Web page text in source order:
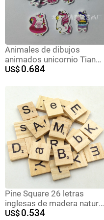
Animales de dibujos
animados unicornio Tianma
botones de madera
botones de madera de
unicornio de dibujos
animados creativos
US$ 0.684
Pine Square 26 letras
inglesas de madera natural
letras inglesas astillas de
US$ 0.534